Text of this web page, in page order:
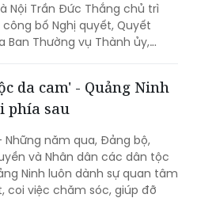
Ủy viên Bộ Chính trị, Bí thư
Trưởng đoàn đại biểu Quốc
công bố Nghị quyết, Quyết
Ban Thường vụ Thành ủy,
TP Hà Nội về tổ chức bộ
da cam' - Quảng Ninh
phía sau
Những năm qua, Đảng bộ,